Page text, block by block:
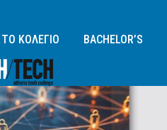
ΤΟ ΚΟΛΕΓΙΟ
BACHELOR’S